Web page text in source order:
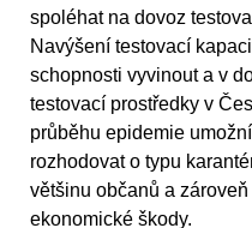
spoléhat na dovoz
Navýšení testovací
schopnosti vyvinout a v
testovací prostředky v
průběhu epidemie
rozhodovat o typu
většinu občanů a
ekonomické škody.